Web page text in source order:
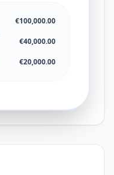
€100,000.00
€40,000.00
€20,000.00